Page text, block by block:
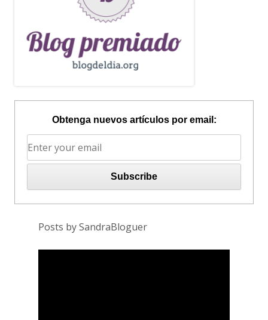
Obtenga nuevos artículos por email:
Posts by SandraBloguer